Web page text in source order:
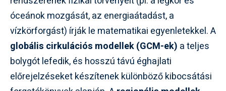
óceánok mozgását, az energiaátadást, a
vízkörforgást) írják le matematikai egyenletekkel. A
globális cirkulációs modellek (GCM-ek) a teljes
bolygót lefedik, és hosszú távú éghajlati
előrejelzéseket készítenek különböző kibocsátási